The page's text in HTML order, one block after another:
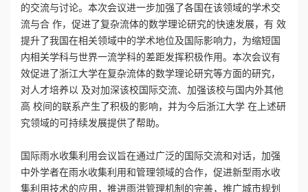
们
的交流与讨论。本次会议进一步加强了各国在该领域的学术交
流与合 作，促进了复杂流体的数学理论研究的快速发展，有 效
提升了我国在相关领域中的学术地位及国际影响力，为缩短国
内相关学科与世界一流学科的差距发挥积极作用。本次会议有
效促进了浙江大学在复杂流体的数学理论研究等方面的研究，
对人才培养以 及对加深该校国际交流、加强该校与国内外其他
高 校间的联系产生了积极的影响，并为今后浙江大学 在上述研
究领域的可持续发展提供了帮助。
国际雨水收集利用会议旨在通过广泛的国际交流和对话，加强
中外学者在雨水收集利用和管理领域的合作，促进新型雨水收
集利用技术的应用，推进雨洪管理机制的完善，推广城市规划